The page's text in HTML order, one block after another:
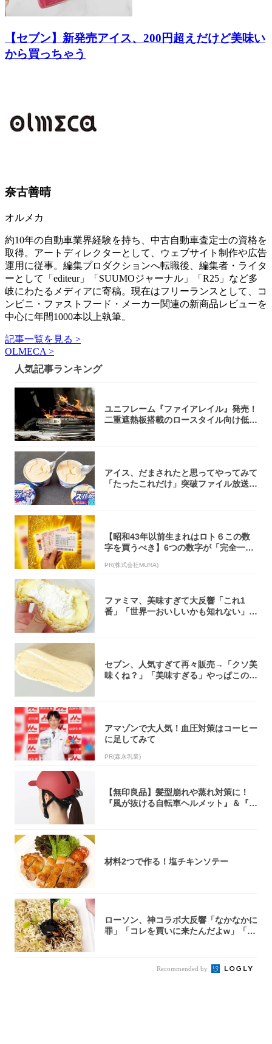
【セブン】新発売アイス、200円超えだけど美味い
から買っちゃう
奈古善晴
オルメカ
約10年の自動車業界経験を持ち、中古自動車査定士の資格を
取得。アートディレクターとして、ウェブサイト制作や広告
運用に従事。編集プロダクションへ転職後、編集者・ライタ
ーとして「editeur」「SUUMOジャーナル」「R25」など多
岐にわたるメディアに寄稿。現在はフリーランスとして、コ
ンビニ・ファストフード・メーカー関連の新商品レビューを
中心に年間1000本以上執筆。
記事一覧を見る >
OLMECA >
人気記事ランキング
ユニフレーム『ファイアレイル』発売！
二重遮熱板搭載のロースタイル向け低型
アイス、だまされたと思ってやってみて
「たったこれだけ」突破ファイル放送で
【昭和43年以前生まれはロト６この数
字を買うべき】6つの数字が「完全一
PR(株式会社MURA)
ファミマ、美味すぎて大反響「これ1
番」「世界一おいしいかも知れない」
セブン、人気すぎて再々販売→「クソ美
味くね？」「美味すぎる」やっぱこのク
アマゾンで大人気！血圧対策はコーヒー
に足してみて
PR(森永乳業)
【無印良品】髪型崩れや蒸れ対策に！
『風が抜ける自転車ヘルメット』＆『2
材料2つで作る！塩チキンソテー
ローソン、神コラボ大反響「なかなかに
罪」「コレを買いに来たんだよw」「３
Recommended by